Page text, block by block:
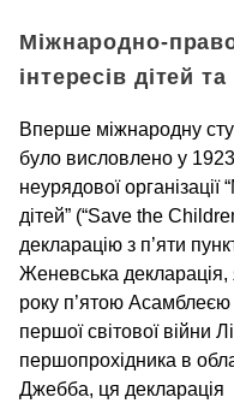
Міжнародно-
інтересів дітей
Вперше міжнародну
було висловлено у
неурядової
дітей” (“Save the
декларацію з п’яти
Женевська декларація,
року п’ятою Асамблеєю
першої світової війни
першопрохідника в
Джебба, ця декларація